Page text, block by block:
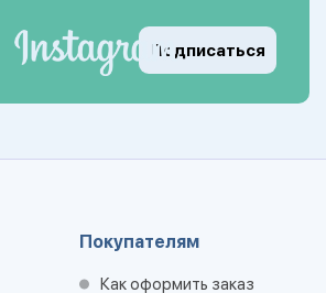
Подписаться
Покупателям
Как оформить заказ